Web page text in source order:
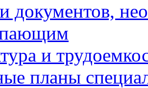
документов,
и
планы